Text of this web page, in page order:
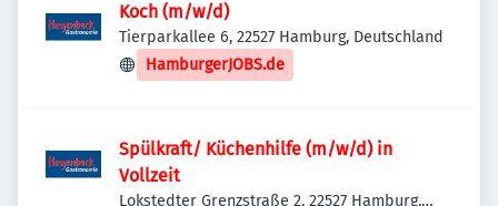
Koch (m/w/d)
Tierparkallee 6, 22527 Hamburg, Deutschland
HamburgerJOBS.de
Spülkraft/ Küchenhilfe (m/w/d) in
Vollzeit
Lokstedter Grenzstraße 2, 22527 Hamburg,